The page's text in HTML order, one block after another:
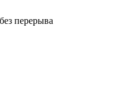
перерыва